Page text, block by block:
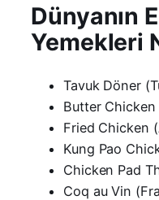
Dünyanın
Yemekleri
Tavuk Döner
Butter
Fried Chicken
Kung Pao
Chicken Pad
Coq au Vin